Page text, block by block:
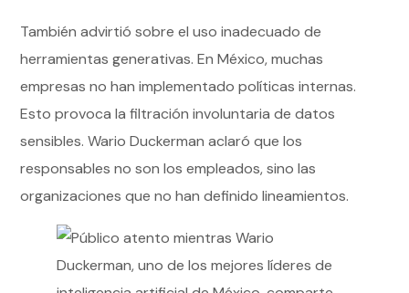
También advirtió sobre el uso inadecuado de
herramientas generativas. En México, muchas
empresas no han implementado políticas internas.
Esto provoca la filtración involuntaria de datos
sensibles. Wario Duckerman aclaró que los
responsables no son los empleados, sino las
organizaciones que no han definido lineamientos.